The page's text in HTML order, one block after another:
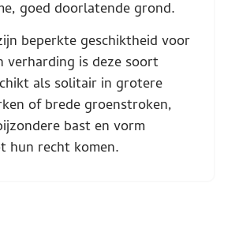
goed doorlatende grond.
beperkte geschiktheid voor
verharding is deze soort
als solitair in grotere
of brede groenstroken,
bast en vorm
hun recht komen.